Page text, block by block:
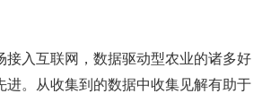
接入互联网，数据驱动型农业的诸多好
进。从收集到的数据中收集见解有助于